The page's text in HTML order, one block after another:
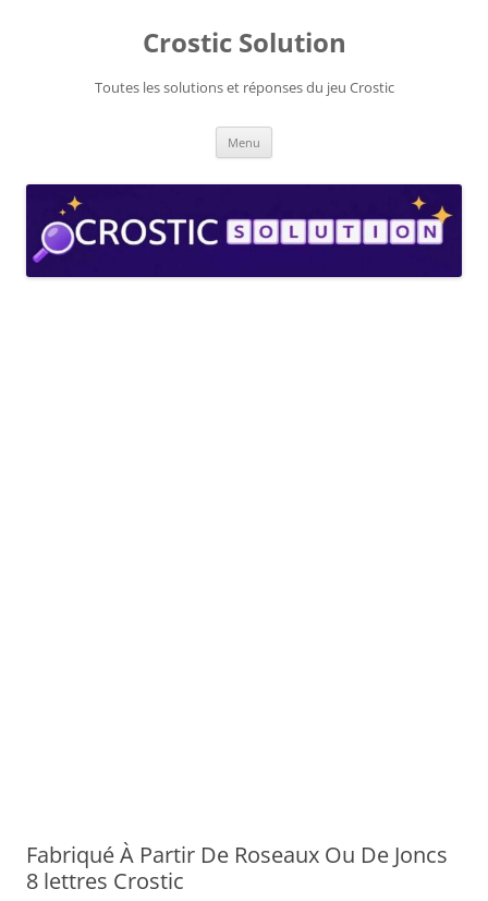
Crostic Solution
Toutes les solutions et réponses du jeu Crostic
Menu
Fabriqué À Partir De Roseaux Ou De Joncs
8 lettres Crostic